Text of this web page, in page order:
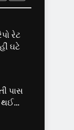
રેટ
ઘટે
પાસ